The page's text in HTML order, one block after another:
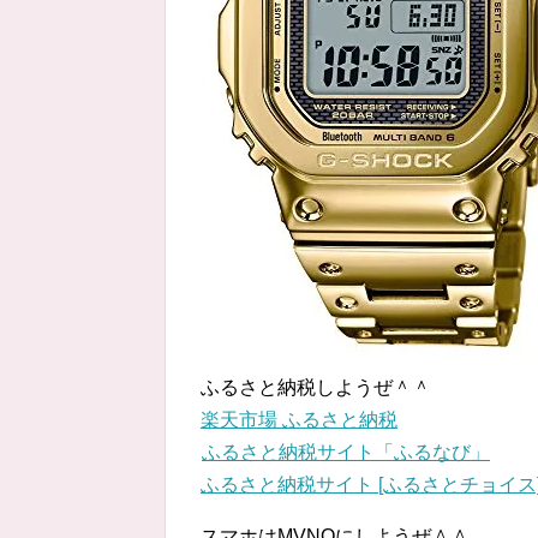
ふるさと納税しようぜ＾＾
楽天市場 ふるさと納税
ふるさと納税サイト「ふるなび」
ふるさと納税サイト [ふるさとチョイ